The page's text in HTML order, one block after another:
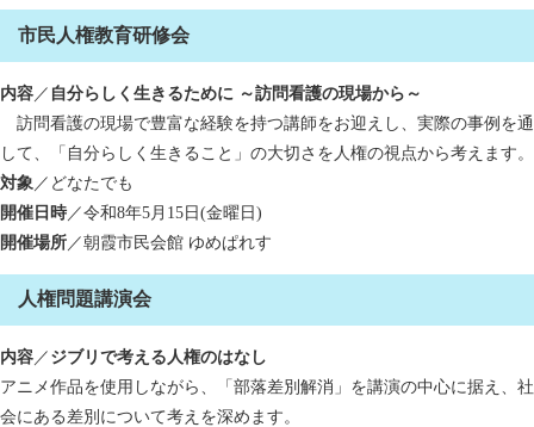
市民人権教育研修会
内容 ／ 自分らしく生きるために ～訪問看護の現場から～
訪問看護の現場で豊富な経験を持つ講師をお迎えし、実際の事例を通
して、「自分らしく生きること」の大切さを人権の視点から考えます。
対象 ／どなたでも
開催日時 ／令和8年5月15日(金曜日)
開催場所 ／朝霞市民会館 ゆめぱれす
人権問題講演会
内容 ／ ジブリで考える人権のはなし
アニメ作品を使用しながら、「部落差別解消」を講演の中心に据え、社
会にある差別について考えを深めます。